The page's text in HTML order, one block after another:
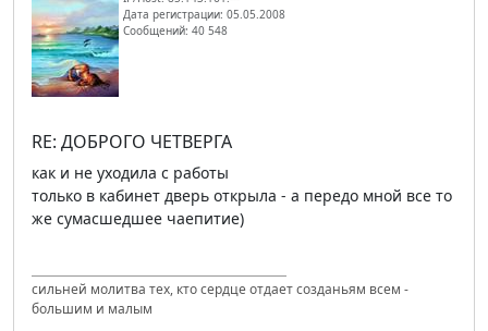
Дата регистрации: 05.05.2008
Сообщений: 40 548
RE: ДОБРОГО ЧЕТВЕРГА
как и не уходила с работы
только в кабинет дверь открыла - а передо мной все то
же сумасшедшее чаепитие)
сильней молитва тех, кто сердце отдает созданьям всем -
большим и малым